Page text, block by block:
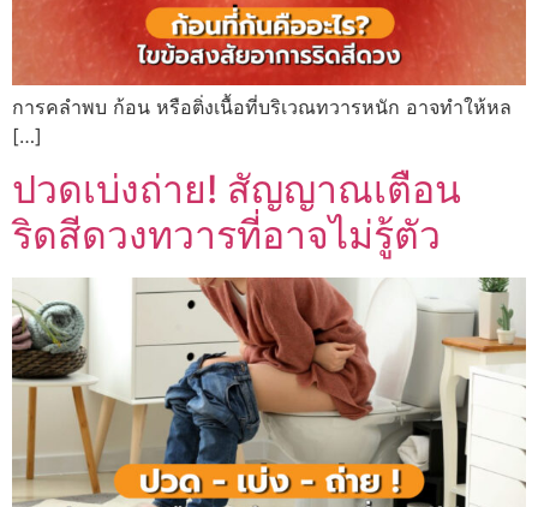
การคลำพบ ก้อน หรือติ่งเนื้อที่บริเวณทวารหนัก อาจทำให้หล
[…]
ปวดเบ่งถ่าย! สัญญาณเตือน
ริดสีดวงทวารที่อาจไม่รู้ตัว